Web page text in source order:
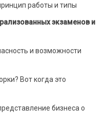
работы и типы
экзаменов и
и возможности
Вот когда это
бизнеса о